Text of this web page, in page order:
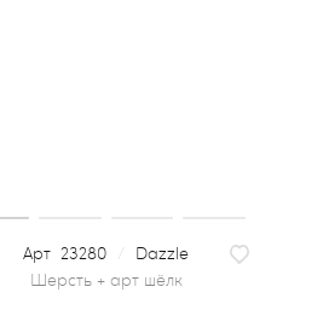
23280
Dazzle
шерсть + арт шёлк